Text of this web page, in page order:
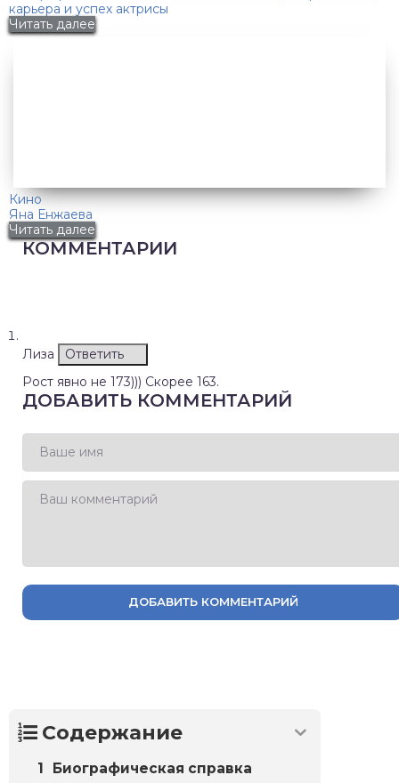
карьера и успех актрисы
Читать далее
Кино
Яна Енжаева
Читать далее
КОММЕНТАРИИ
Лиза
Ответить
Рост явно не 173))) Скорее 163.
ДОБАВИТЬ КОММЕНТАРИЙ
ДОБАВИТЬ КОММЕНТАРИЙ
Содержание
Биографическая справка